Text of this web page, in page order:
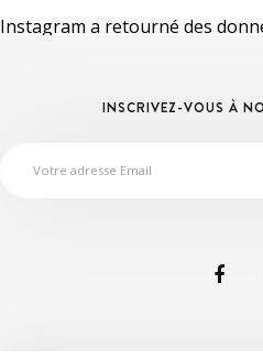
Instagram a retourné des
INSCRIVEZ-VOUS À